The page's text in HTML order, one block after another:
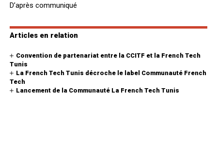
D’après communiqué
Articles en relation
Convention de partenariat entre la CCITF et la French Tech
Tunis
La French Tech Tunis décroche le label Communauté French
Tech
Lancement de la Communauté La French Tech Tunis